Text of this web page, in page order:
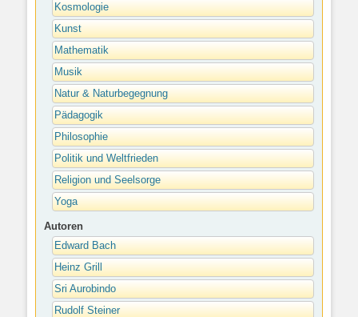
Kosmologie
Kunst
Mathematik
Musik
Natur & Naturbegegnung
Pädagogik
Philosophie
Politik und Weltfrieden
Religion und Seelsorge
Yoga
Autoren
Edward Bach
Heinz Grill
Sri Aurobindo
Rudolf Steiner